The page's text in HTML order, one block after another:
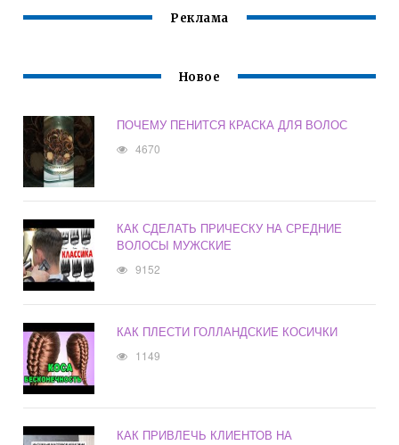
Реклама
Новое
ПОЧЕМУ ПЕНИТСЯ КРАСКА ДЛЯ ВОЛОС
4670
КАК СДЕЛАТЬ ПРИЧЕСКУ НА СРЕДНИЕ
ВОЛОСЫ МУЖСКИЕ
9152
КАК ПЛЕСТИ ГОЛЛАНДСКИЕ КОСИЧКИ
1149
КАК ПРИВЛЕЧЬ КЛИЕНТОВ НА